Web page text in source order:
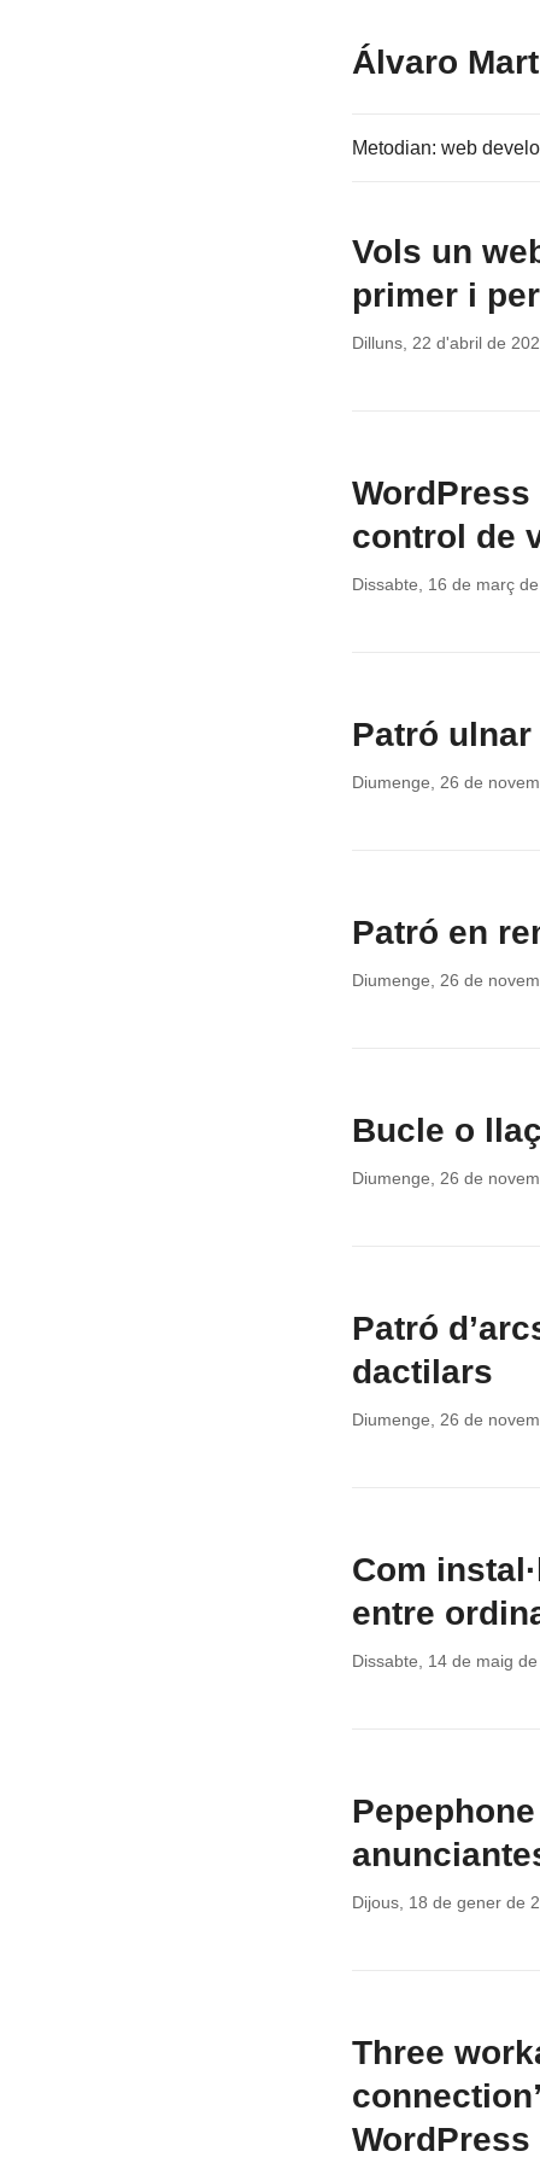
Álvaro
Metodian: web
Vols un
primer i
Dilluns, 22 d'abril de
control de
Dissabte, 16 de març
Patró
Diumenge, 26 de
Patró en
Diumenge, 26 de
Bucle o
Diumenge, 26 de
Patró
dactilars
Diumenge, 26 de
Com
entre
Dissabte, 14 de maig
Dijous, 18 de gener de
Three